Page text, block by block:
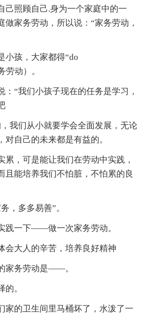
己照顾自己.身为一个家庭中的一
做家务劳动，所以说：“家务劳动，
孩，大家都得“do
劳动）。
“我们小孩子现在的任务是学习，
们从小就要学会全面发展，无论
对自己的未来都是有益的。
，可是能让我们在劳动中实践，
且能培养我们不怕脏，不怕累的良
多多易善”。
一下——做一次家务劳动。
大人的辛苦，培养良好精神
务劳动是——。
。
的卫生间里马桶坏了，水泼了一